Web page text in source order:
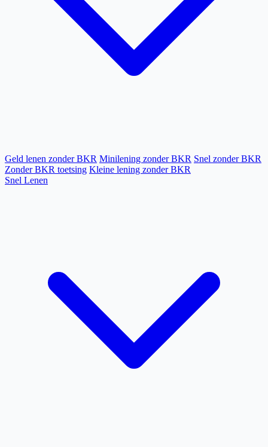
Geld lenen zonder BKR Minilening zonder BKR Snel zonder BKR
Zonder BKR toetsing Kleine lening zonder BKR
Snel Lenen